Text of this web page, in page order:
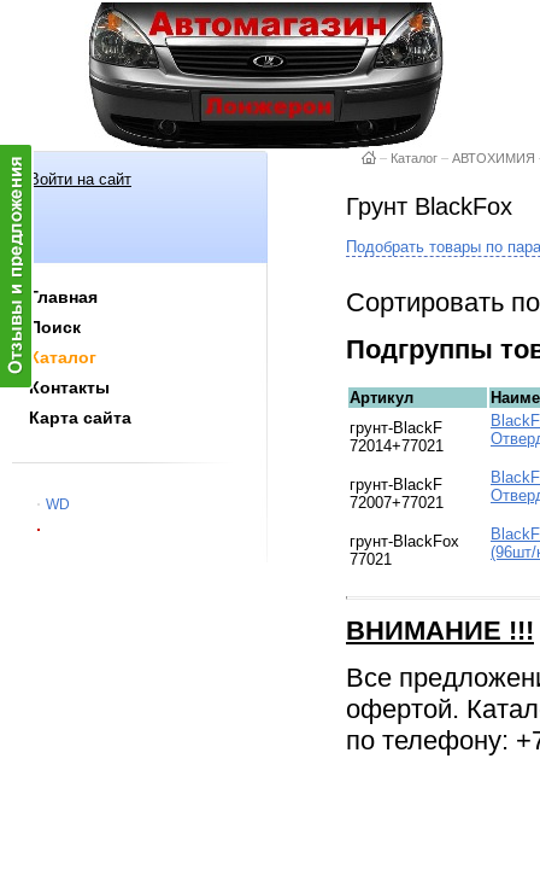
Войти на сайт
Главная
Поиск
Каталог
Контакты
Карта сайта
WD
– Каталог – АВТОХИМИЯ
Грунт BlackFox
Подобрать товары по
Сортировать
Подгруппы
Артикул
грунт-BlackF
72014+77021
грунт-BlackF
72007+77021
грунт-BlackFox
77021
(96шт/
ВНИМАНИЕ !!!
Все
офертой.
по телефону: